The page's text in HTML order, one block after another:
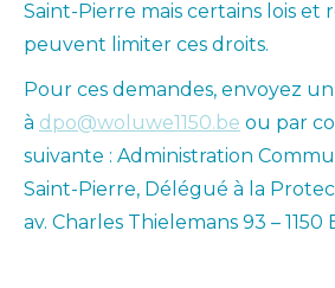
Saint-Pierre mais certains lois et
peuvent limiter ces droits.
Pour ces demandes, envoyez un
à dpo@woluwe1150.be ou par
suivante : Administration
Saint-Pierre, Délégué à la
av. Charles Thielemans 93 – 1150